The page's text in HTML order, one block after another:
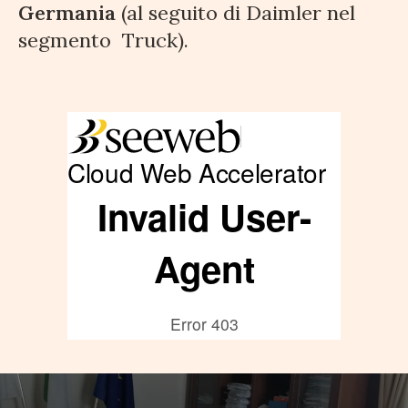
Germania (al seguito di Daimler nel
segmento Truck).